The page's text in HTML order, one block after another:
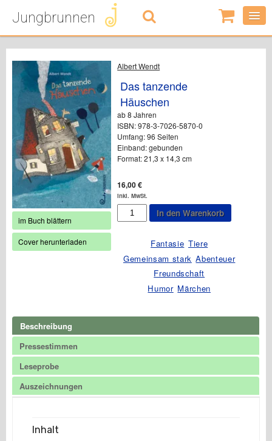
Jungbrunnen
0
Artikel
-
im Buch blättern
Cover herunterladen
Albert Wendt
Das tanzende
Häuschen
ab 8 Jahren
ISBN: 978-3-7026-5870-0
Umfang: 96 Seiten
Einband: gebunden
Format: 21,3 x 14,3 cm
16,00€
inkl. MwSt.
tanzende
In den Warenkorb
Fantasie Tiere
Gemeinsam stark Abenteuer
Freundschaft
Humor Märchen
Beschreibung
Pressestimmen
Leseprobe
Auszeichnungen
Inhalt